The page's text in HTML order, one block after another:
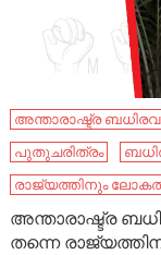
അന്താരാഷ്ട്ര
പുതുചരിത്രം
രാജ്യത്തിനും
അന്താരാഷ്ട്ര
തന്നെ